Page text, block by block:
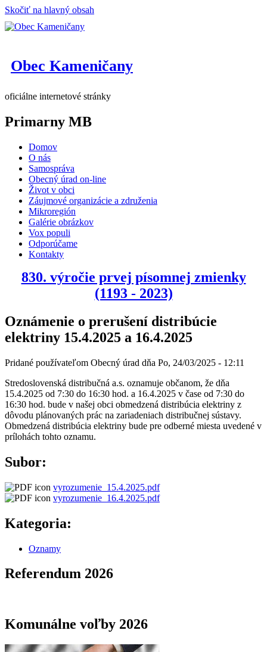
Skočiť na hlavný obsah
Obec Kameničany
oficiálne internetové stránky
Primarny MB
Domov
O nás
Samospráva
Obecný úrad on-line
Život v obci
Záujmové organizácie a združenia
Mikroregión
Galérie obrázkov
Vox populi
Odporúčame
Kontakty
830. výročie prvej písomnej zmienky
(1193 - 2023)
Oznámenie o prerušení distribúcie
elektriny 15.4.2025 a 16.4.2025
Pridané používateľom Obecný úrad dňa Po, 24/03/2025 - 12:11
Stredoslovenská distribučná a.s. oznamuje občanom, že dňa
15.4.2025 od 7:30 do 16:30 hod. a 16.4.2025 v čase od 7:30 do
16:30 hod. bude v našej obci obmedzená distribúcia elektriny z
dôvodu plánovaných prác na zariadeniach distribučnej sústavy.
Obmedzená distribúcia elektriny bude pre odberné miesta uvedené v
prílohách tohto oznamu.
Subor:
vyrozumenie_15.4.2025.pdf
vyrozumenie_16.4.2025.pdf
Kategoria:
Oznamy
Referendum 2026
Komunálne voľby 2026